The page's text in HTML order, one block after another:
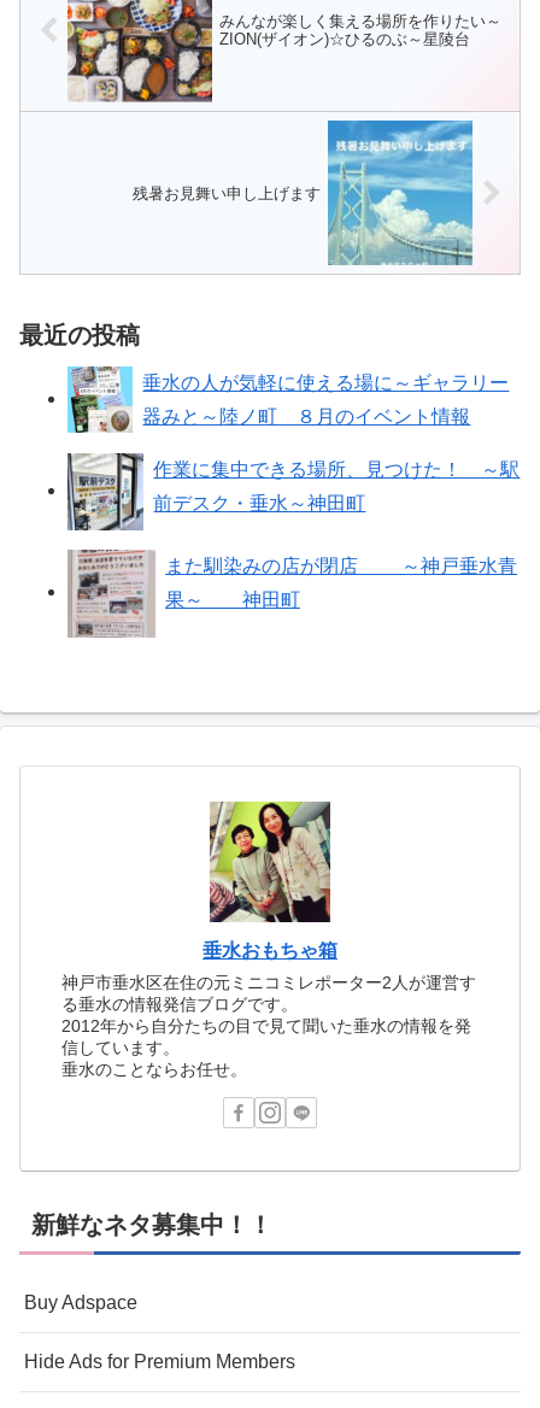
みんなが楽しく集える場所を作りたい～
ZION(ザイオン)☆ひるのぶ～星陵台
残暑お見舞い申し上げます
最近の投稿
垂水の人が気軽に使える場に～ギャラリー
器みと～陸ノ町 ８月のイベント情報
作業に集中できる場所、見つけた！ ～駅
前デスク・垂水～神田町
また馴染みの店が閉店 ～神戸垂水青
果～ 神田町
垂水おもちゃ箱
神戸市垂水区在住の元ミニコミレポーター2人が運営す
る垂水の情報発信ブログです。
2012年から自分たちの目で見て聞いた垂水の情報を発
信しています。
垂水のことならお任せ。
新鮮なネタ募集中！！
Buy Adspace
Hide Ads for Premium Members